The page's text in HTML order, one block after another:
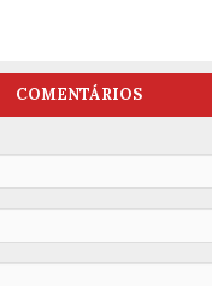
COMENTÁRIOS